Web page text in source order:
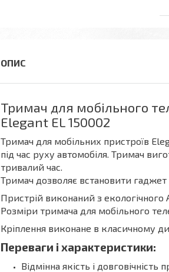
Тримач для мобільного
Elegant EL 150002
Тримач для мобільних пристроїв
під час руху автомобіля. Тримач
тривалий час.
Тримач дозволяє встановити гаджет
Пристрій виконаний з екологічного
Розміри тримача для мобільного
Кріплення виконане в класичному
Переваги і характеристики:
Відмінна якість і довговічність